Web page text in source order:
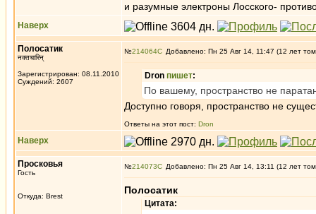
и разумные электроны Лосского-
Наверх
Полосатик
नक्तचारिन्
Зарегистрирован: 08.11.2010
Суждений: 2607
№214064 Добавлено: Пн 25 Авг 14, 11:47 (12 лет
Dron пишет:
По вашему, пространство не
Доступно говоря, пространство не
Ответы на этот пост: Dron
Наверх
Просковья
Гость
Откуда: Brest
№214073 Добавлено: Пн 25 Авг 14, 13:11 (12 лет
Полосатик
Цитата: